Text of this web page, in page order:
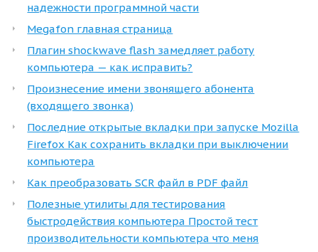
надежности программной части
Megafon главная страница
Плагин shockwave flash замедляет работу
компьютера — как исправить?
Произнесение имени звонящего абонента
(входящего звонка)
Последние открытые вкладки при запуске Mozilla
Firefox Как сохранить вкладки при выключении
компьютера
Как преобразовать SCR файл в PDF файл
Полезные утилиты для тестирования
быстродействия компьютера Простой тест
производительности компьютера что меня